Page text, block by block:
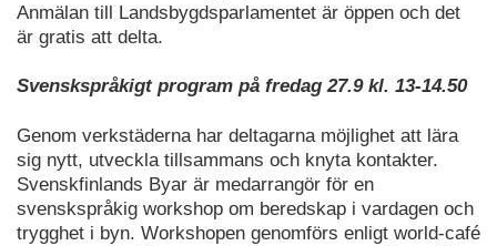
Anmälan till Landsbygdsparlamentet är öppen och det
är gratis att delta.
Svenskspråkigt program på fredag 27.9 kl. 13-14.50
Genom verkstäderna har deltagarna möjlighet att lära
sig nytt, utveckla tillsammans och knyta kontakter.
Svenskfinlands Byar är medarrangör för en
svenskspråkig workshop om beredskap i vardagen och
trygghet i byn. Workshopen genomförs enligt world-café